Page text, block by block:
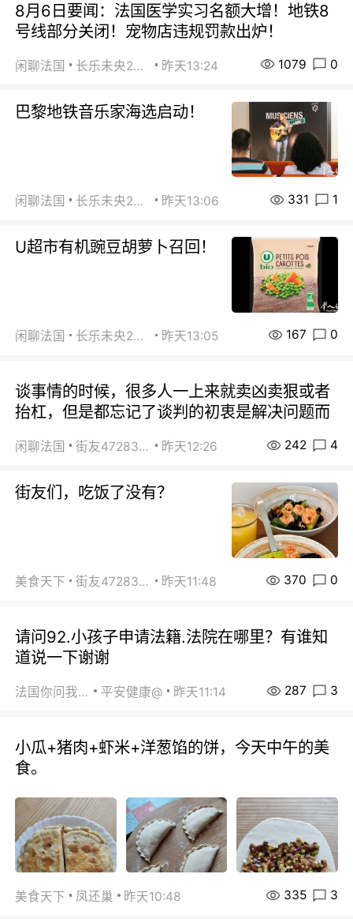
8月6日要闻：法国医学实习名额大增！地铁8
号线部分关闭！宠物店违规罚款出炉！
闲聊法国 长乐未央2015 昨天13:24 1079 0
巴黎地铁音乐家海选启动！
闲聊法国 长乐未央2015 昨天13:06 331 1
U超市有机豌豆胡萝卜召回！
闲聊法国 长乐未央2015 昨天13:05 167 0
谈事情的时候，很多人一上来就卖凶卖狠或者
抬杠，但是都忘记了谈判的初衷是解决问题而
闲聊法国 街友472838572 昨天12:26 242 4
街友们，吃饭了没有？
美食天下 街友472838572 昨天11:48 370 0
请问92.小孩子申请法籍.法院在哪里？有谁知
道说一下谢谢
法国你问我答 平安健康@ 昨天11:14 287 3
小瓜+猪肉+虾米+洋葱馅的饼，今天中午的美
食。
美食天下 凤还巢 昨天10:48 335 3